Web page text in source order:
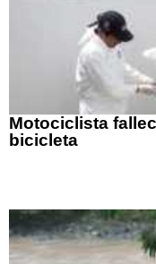
Motociclista
bicicleta